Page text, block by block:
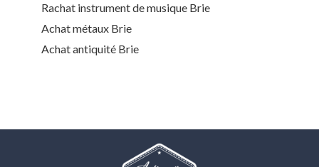
Rachat instrument de musique Brie
Achat métaux Brie
Achat antiquité Brie